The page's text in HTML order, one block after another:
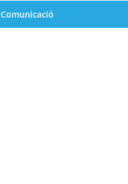
Comunicació